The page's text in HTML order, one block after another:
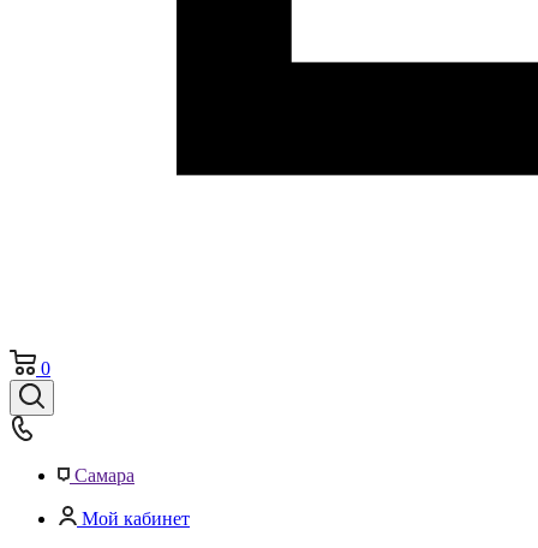
0
Самара
Мой кабинет